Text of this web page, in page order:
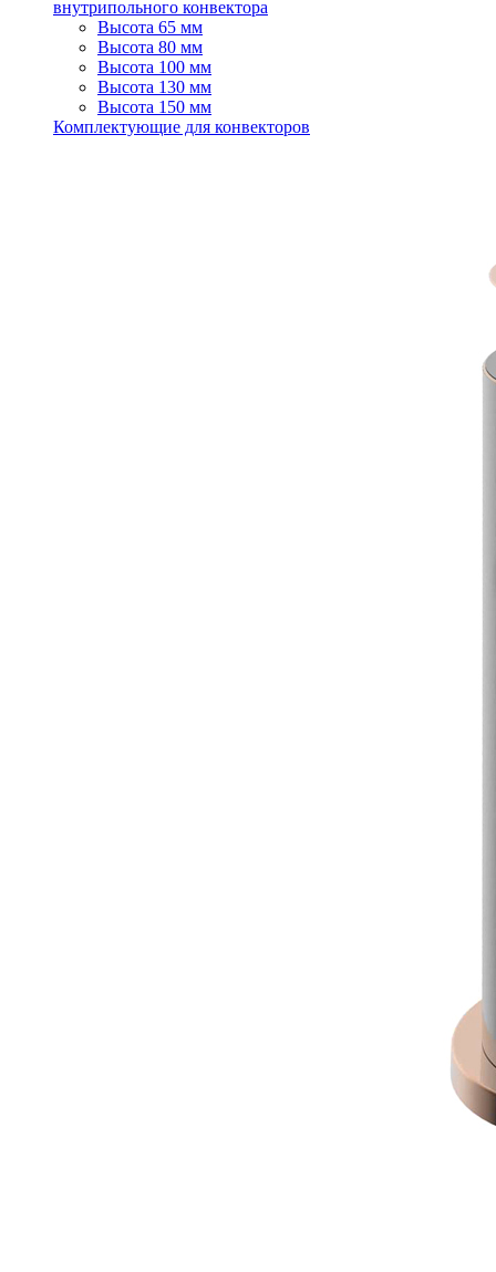
внутрипольного конвектора
Высота 65 мм
Высота 80 мм
Высота 100 мм
Высота 130 мм
Высота 150 мм
Комплектующие для конвекторов